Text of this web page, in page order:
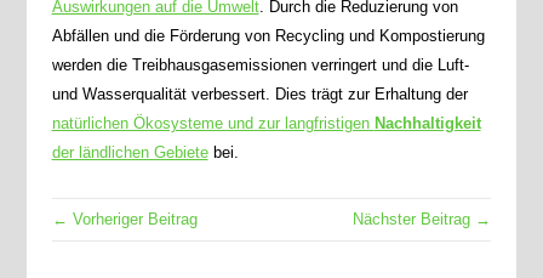
Auswirkungen auf die Umwelt. Durch die Reduzierung von
Abfällen und die Förderung von Recycling und Kompostierung
werden die Treibhausgasemissionen verringert und die Luft-
und Wasserqualität verbessert. Dies trägt zur Erhaltung der
natürlichen Ökosysteme und zur langfristigen Nachhaltigkeit
der ländlichen Gebietebei.
← Vorheriger Beitrag Nächster Beitrag →